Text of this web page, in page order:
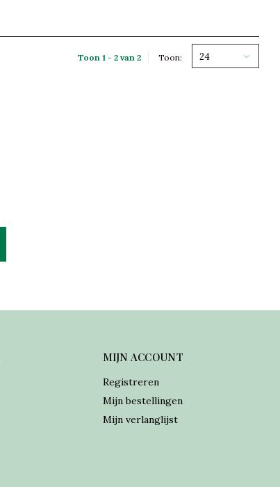
Toon 1 - 2 van 2 Toon: 24
MIJN ACCOUNT
Registreren
Mijn bestellingen
Mijn verlanglijst